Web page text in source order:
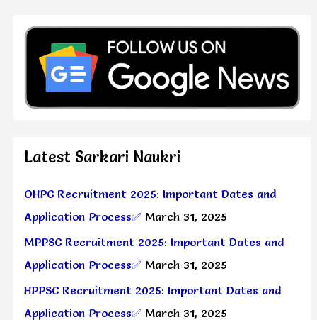
Latest Sarkari Naukri
OHPC Recruitment 2025: Important Dates and
Application Process✅ March 31, 2025
MPPSC Recruitment 2025: Important Dates and
Application Process✅ March 31, 2025
HPPSC Recruitment 2025: Important Dates and
Application Process✅ March 31, 2025